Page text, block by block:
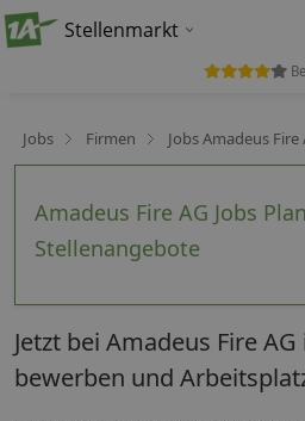
Stellenmarkt
Jobs Firmen Jobs Amadeus Fire
Amadeus Fire AG Jobs
Stellenangebote
Jetzt bei Amadeus Fire
bewerben und